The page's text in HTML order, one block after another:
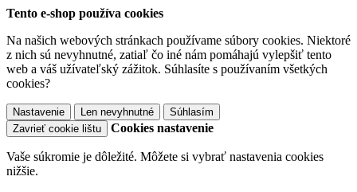
Tento e-shop používa cookies
Na našich webových stránkach používame súbory cookies. Niektoré
z nich sú nevyhnutné, zatiaľ čo iné nám pomáhajú vylepšiť tento
web a váš užívateľský zážitok. Súhlasíte s používaním všetkých
cookies?
Nastavenie Len nevyhnutné
Súhlasím
Zavrieť cookie lištu
Cookies nastavenie
Vaše súkromie je dôležité. Môžete si vybrať nastavenia cookies
nižšie.